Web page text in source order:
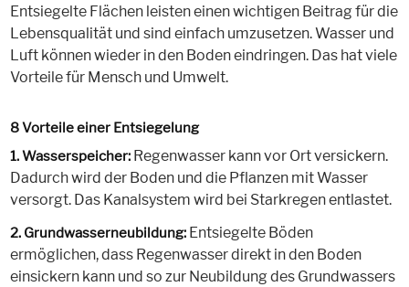
Entsiegelte Flächen leisten einen wichtigen Beitrag für die
Lebensqualität und sind einfach umzusetzen. Wasser und
Luft können wieder in den Boden eindringen. Das hat viele
Vorteile für Mensch und Umwelt.
8 Vorteile einer Entsiegelung
1. Wasserspeicher:Regenwasser kann vor Ort versickern.
Dadurch wird der Boden und die Pflanzen mit Wasser
versorgt. Das Kanalsystem wird bei Starkregen entlastet.
2. Grundwasserneubildung:Entsiegelte Böden
ermöglichen, dass Regenwasser direkt in den Boden
einsickern kann und so zur Neubildung des Grundwassers